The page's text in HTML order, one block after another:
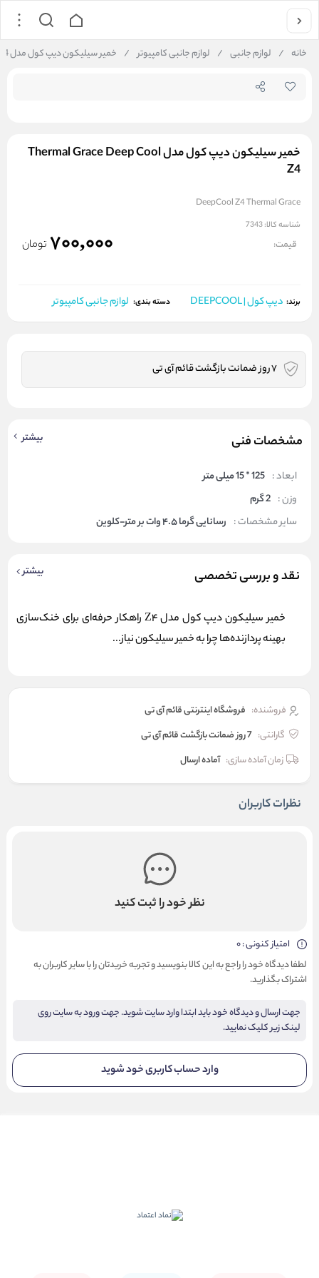
خانه / لوازم جانبی / لوازم جانبی کامپیوتر / خمیر سیلیکون دیپ کول مدل Thermal Grace Deep Cool Z4
خمیر سیلیکون دیپ کول مدل Thermal Grace Deep Cool
Z4
DeepCool Z4 Thermal Grace
شناسه کالا:7343
قیمت: 700,000 تومان
برند: دیپ کول | DEEPCOOL دسته بندی: لوازم جانبی کامپیوتر
مشخصات فنی بیشتر
ابعاد : 125 * 15 میلی متر
وزن : 2 گرم
سایر مشخصات : رسانایی گرما ۴.۵ وات بر متر-کلوین
نقد و بررسی تخصصی بیشتر
خمیر سیلیکون دیپ کول مدل Z4 راهکار حرفه‌ای برای خنک‌سازی
بهینه پردازنده‌ها چرا به خمیر سیلیکون نیاز...
فروشنده: فروشگاه اینترنتی قائم آی تی
گارانتی: 7 روز ضمانت بازگشت قائم آی تی
زمان آماده سازی: آماده ارسال
نظرات کاربران
نظر خود را ثبت کنید
امتیاز کنونی : 0
لطفا دیدگاه خود را راجع به این کالا بنویسید و تجربه خریدتان را با سایر کاربران به
اشتراک بگذارید.
جهت ارسال و دیدگاه خود باید ابتدا وارد سایت شوید. جهت ورود به سایت روی
لینک زیر کلیک نمایید.
وارد حساب کاربری خود شوید